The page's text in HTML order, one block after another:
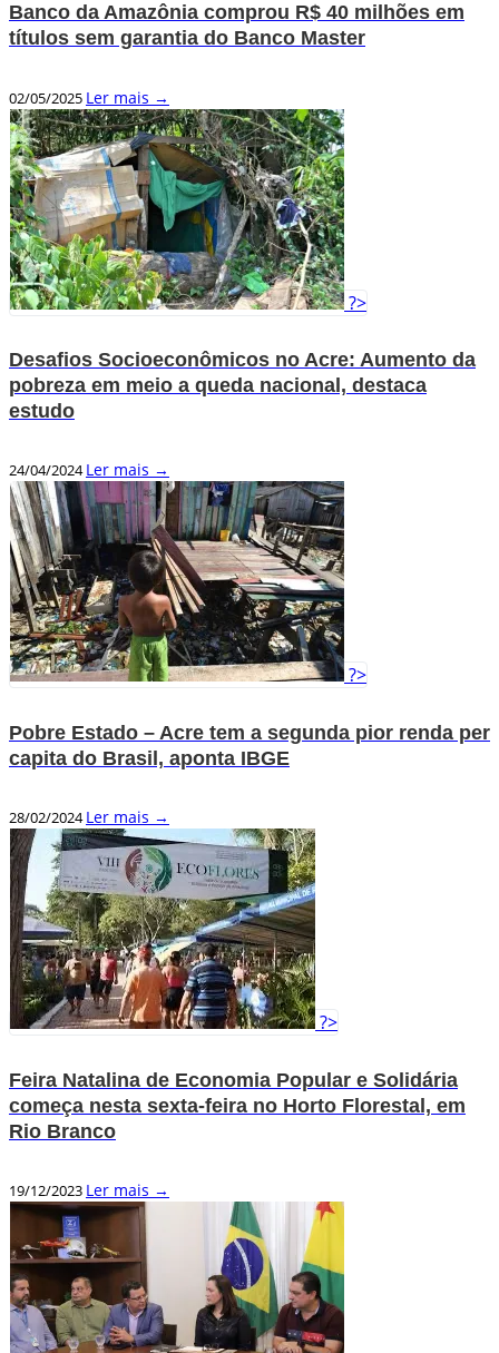
Banco da Amazônia comprou R$ 40 milhões em
títulos sem garantia do Banco Master
02/05/2025 Ler mais →
?>
Desafios Socioeconômicos no Acre: Aumento da
pobreza em meio a queda nacional, destaca
estudo
24/04/2024Ler mais →
?>
Pobre Estado – Acre tem a segunda pior renda per
capita do Brasil, aponta IBGE
28/02/2024Ler mais →
?>
Feira Natalina de Economia Popular e Solidária
começa nesta sexta-feira no Horto Florestal, em
Rio Branco
19/12/2023 Ler mais →